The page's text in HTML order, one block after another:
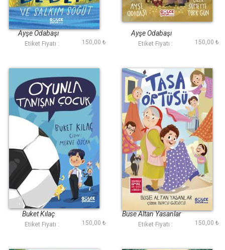
Dedem ve Salkım
Söğüt
Ayşe Odabaşı
Etiket Fiyatı : 150,00 ₺
Mutsuzgiller
Ayşe Odabaşı
Etiket Fiyatı : 150,00 ₺
Oyunla Tanışan
Çocuk
Buket Kılaç
Etiket Fiyatı : 150,00 ₺
Tasa Örtüsü
Buse Altan Yasanlar
Etiket Fiyatı : 150,00 ₺